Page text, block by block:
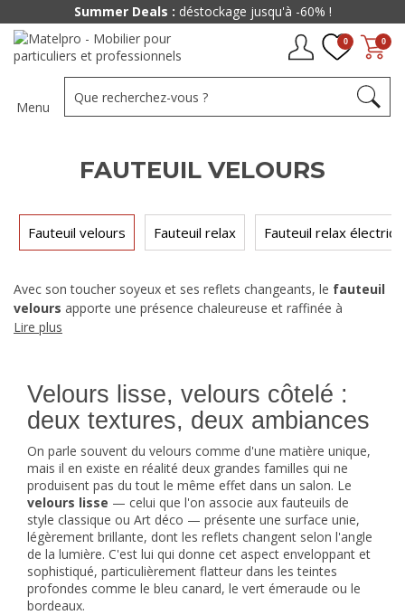
0
0
Menu
FAUTEUIL VELOURS
Fauteuil velours Fauteuil relax Fauteuil relax
Avec son toucher soyeux et ses reflets changeants, le fauteuil
velours apporte une présence chaleureuse et raffinée à
n'importe quel salon. Notre sélection réunit des modèles aux
canard en passant par les tons poudrés. Pour trouver le fauteuil
en velours qui s'intègre à votre décor, voici ce qui fait la
différence.
Lire plus
Velours lisse, velours côtelé :
deux textures, deux ambiances
On parle souvent du velours comme d'une matière unique,
mais il en existe en réalité deux grandes familles qui ne
produisent pas du tout le même effet dans un salon. Le
velours lisse — celui que l'on associe aux fauteuils de
style classique ou Art déco — présente une surface unie,
légèrement brillante, dont les reflets changent selon l'angle
de la lumière. C'est lui qui donne cet aspect enveloppant et
sophistiqué, particulièrement flatteur dans les teintes
profondes comme le bleu canard, le vert émeraude ou le
bordeaux.
Summer Deals : déstockage jusqu'à -60% !